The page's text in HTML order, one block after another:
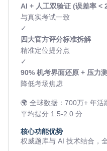
AI + 人工双验证 (误差率 <
与真实考试一致
✓
四大官方评分标准拆解
精准定位提分点
✓
90% 机考界面还原 + 压力
降低考场焦虑
🌍 全球数据：700万+ 年活
平均提分 1.5-2.0 分
核心功能优势
权威题库与 AI 技术结合，